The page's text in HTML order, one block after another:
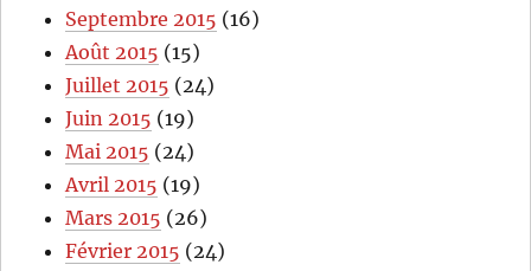
Septembre 2015 (16)
Août 2015 (15)
Juillet 2015 (24)
Juin 2015 (19)
Mai 2015 (24)
Avril 2015 (19)
Mars 2015 (26)
Février 2015 (24)